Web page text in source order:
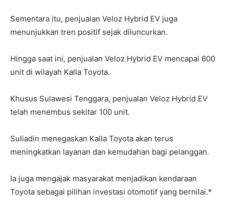
Sementara itu, penjualan Veloz Hybrid EV juga
menunjukkan tren positif sejak diluncurkan.
Hingga saat ini, penjualan Veloz Hybrid EV mencapai 600
unit di wilayah Kalla Toyota.
Khusus Sulawesi Tenggara, penjualan Veloz Hybrid EV
telah menembus sekitar 100 unit.
Suliadin menegaskan Kalla Toyota akan terus
meningkatkan layanan dan kemudahan bagi pelanggan.
Ia juga mengajak masyarakat menjadikan kendaraan
Toyota sebagai pilihan investasi otomotif yang bernilai.*